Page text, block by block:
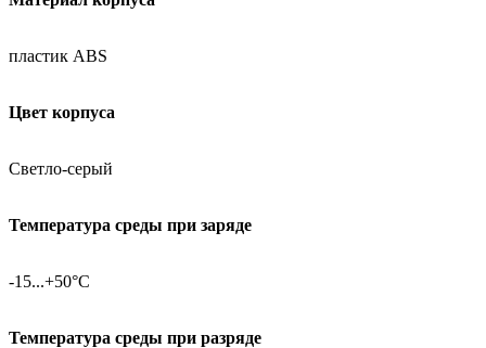
пластик ABS
Цвет корпуса
Светло-серый
Температура среды при заряде
-15...+50°C
Температура среды при разряде